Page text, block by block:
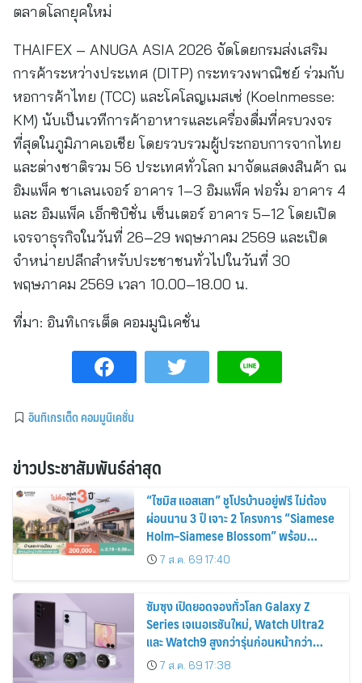
ตลาดโลกยุคใหม่
THAIFEX – ANUGA ASIA 2026 จัดโดยกรมส่งเสริม
การค้าระหว่างประเทศ (DITP) กระทรวงพาณิชย์ ร่วมกับ
หอการค้าไทย (TCC) และโคโลญเมสเซ่ (Koelnmesse:
KM) นับเป็นเวทีการค้าอาหารและเครื่องดื่มที่ครบวงจร
ที่สุดในภูมิภาคเอเชีย โดยรวบรวมผู้ประกอบการจากไทย
และต่างชาติรวม 56 ประเทศทั่วโลก มาจัดแสดงสินค้า ณ
อิมแพ็ค ชาเลนเจอร์ อาคาร 1–3 อิมแพ็ค ฟอรั่ม อาคาร 4
และ อิมแพ็ค เอ็กซิบิชั่น เซ็นเตอร์ อาคาร 5–12 โดยเปิด
เจรจาธุรกิจในวันที่ 26–29 พฤษภาคม 2569 และเปิด
จำหน่ายปลีกสำหรับประชาชนทั่วไปในวันที่ 30
พฤษภาคม 2569 เวลา 10.00–18.00 น.
ที่มา: อินทิเกรเต็ด คอมมูนิเคชั่น
อินทิเกรเต็ด คอมมูนิเคชั่น
ข่าวประชาสัมพันธ์ล่าสุด
“ไซมิส แอสเสท” ชูโปรบ้านอยู่ฟรี ไม่ต้อง
ผ่อนนาน 3 ปี เจาะ 2 โครงการ “Siamese
Holm–Siamese Blossom” พร้อม
ส่วนลดและสิทธิพิเศษถึง 31 สิงหาคม
2569
7 ส.ค. 69 17:40
ซัมซุง เปิดยอดจองทั่วโลก Galaxy Z
Series เจเนอเรชันใหม่, Watch Ultra2
และ Watch9 สูงกว่ารุ่นก่อนหน้ากว่า
30%7 ส.ค. 69 17:38